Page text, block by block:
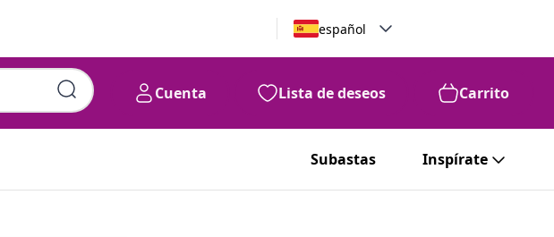
español
Cuenta Lista de deseos Carrito
Subastas Inspírate